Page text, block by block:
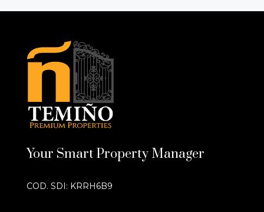
Your Smart Property Manager
COD. SDI: KRRH6B9